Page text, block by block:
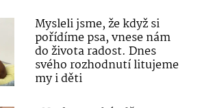
Mysleli jsme, že když si
pořídíme psa, vnese nám
do života radost. Dnes
svého rozhodnutí litujeme
my i děti